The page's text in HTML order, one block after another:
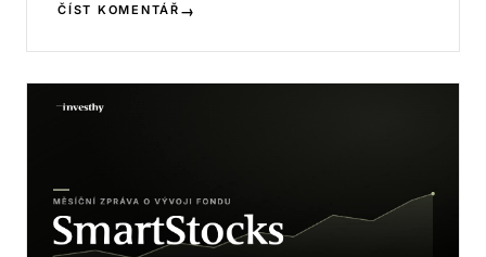
ČÍST KOMENTÁŘ →